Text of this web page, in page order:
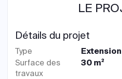
LE
Détails du projet
Type
Extension
Surface des
travaux
30 m²